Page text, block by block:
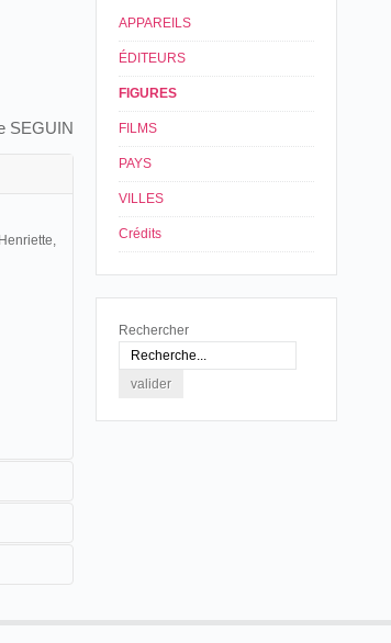
SEGUIN
APPAREILS
ÉDITEURS
FIGURES
FILMS
PAYS
VILLES
Crédits
Rechercher